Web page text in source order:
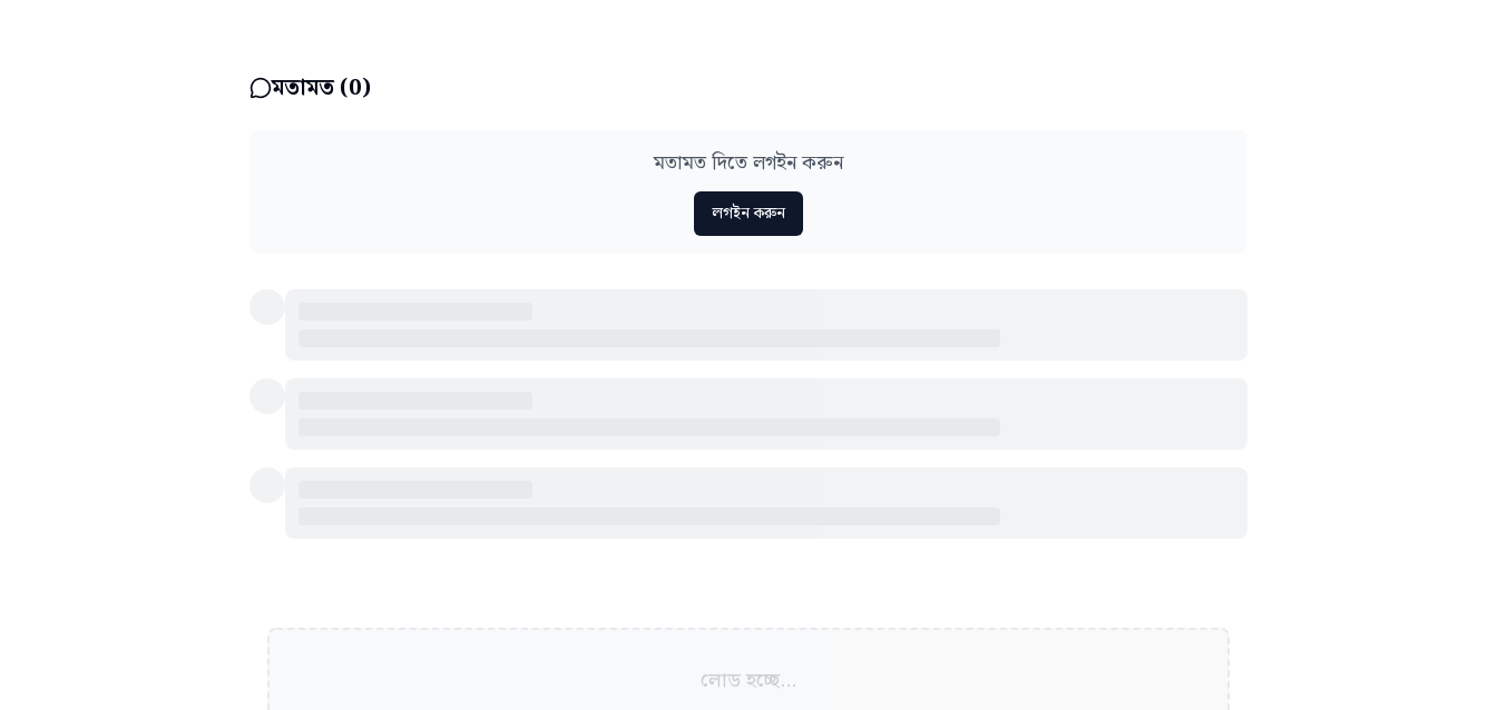
মতামত (0)
মতামত দিতে লগইন করুন
লগইন করুন
লোড হচ্ছে...